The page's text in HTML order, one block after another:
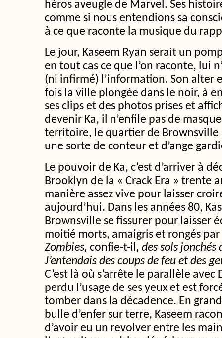
héros aveugle de Marvel. Ses
comme si nous entendions sa
à ce que raconte la musique du
Le jour, Kaseem Ryan serait un
en tout cas ce que l’on raconte, lui
(ni infirmé) l’information. Son alter
fois la ville plongée dans le noir, à
ses clips et des photos prises et
devenir Ka, il n’enfile pas de
territoire, le quartier de Brownsville
une sorte de conteur et d’ange
Le pouvoir de Ka, c’est d’arriver à
Brooklyn de la « Crack Era » trente
manière assez vive pour laisser
aujourd’hui. Dans les années 80,
Brownsville se fissurer pour laisser
moitié morts, amaigris et rongés
Zombies, confie-t-il, des sols
J’entendais des coups de feu et des
C’est là où s’arrête le parallèle avec
perdu l’usage de ses yeux et est
tomber dans la décadence. En
bulle d’enfer sur terre, Kaseem
d’avoir eu un revolver entre les